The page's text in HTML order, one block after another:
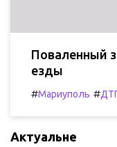
Поваленный
езды
#Мариуполь #
Актуальне